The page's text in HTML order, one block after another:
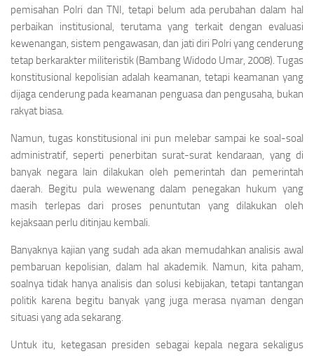
pemisahan Polri dan TNI, tetapi belum ada perubahan dalam hal
perbaikan institusional, terutama yang terkait dengan evaluasi
kewenangan, sistem pengawasan, dan jati diri Polri yang cenderung
tetap berkarakter militeristik (Bambang Widodo Umar, 2008). Tugas
konstitusional kepolisian adalah keamanan, tetapi keamanan yang
dijaga cenderung pada keamanan penguasa dan pengusaha, bukan
rakyat biasa.
Namun, tugas konstitusional ini pun melebar sampai ke soal-soal
administratif, seperti penerbitan surat-surat kendaraan, yang di
banyak negara lain dilakukan oleh pemerintah dan pemerintah
daerah. Begitu pula wewenang dalam penegakan hukum yang
masih terlepas dari proses penuntutan yang dilakukan oleh
kejaksaan perlu ditinjau kembali.
Banyaknya kajian yang sudah ada akan memudahkan analisis awal
pembaruan kepolisian, dalam hal akademik. Namun, kita paham,
soalnya tidak hanya analisis dan solusi kebijakan, tetapi tantangan
politik karena begitu banyak yang juga merasa nyaman dengan
situasi yang ada sekarang.
Untuk itu, ketegasan presiden sebagai kepala negara sekaligus